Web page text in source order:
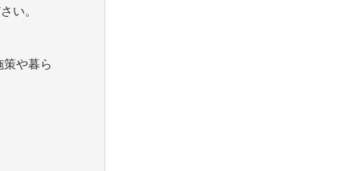
い。
や暮ら